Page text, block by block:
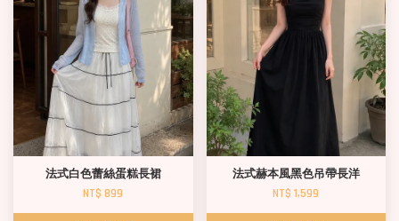
法式白色蕾絲蛋糕長裙
NT$ 899
法式赫本風黑色吊帶長洋
NT$ 1,599